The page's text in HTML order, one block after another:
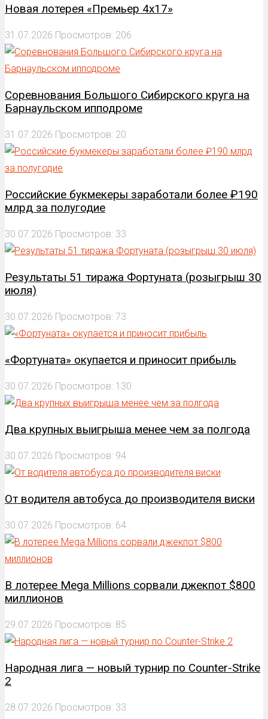
Новая лотерея «Премьер 4х17»
31.07.2026 Просмотров: 206
Соревнования Большого Сибирского круга на
Барнаульском ипподроме
31.07.2026 Просмотров: 20
Российские букмекеры заработали более ₽190
млрд за полугодие
30.07.2026 Просмотров: 33
Результаты 51 тиража Фортуната (розыгрыш 30
июля)
30.07.2026 Просмотров: 73
«Фортуната» окупается и приносит прибыль
30.07.2026 Просмотров: 130
Два крупных выигрыша менее чем за полгода
30.07.2026 Просмотров: 94
От водителя автобуса до производителя виски
30.07.2026 Просмотров: 64
В лотерее Mega Millions сорвали джекпот $800
миллионов
29.07.2026 Просмотров: 85
Народная лига — новый турнир по Counter-Strike
2
28.07.2026 Просмотров: 33